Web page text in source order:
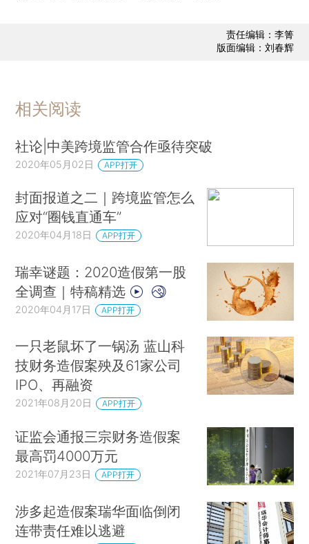
责任编辑：李箐
版面编辑：刘春辉
相关阅读
社论|中美跨境监管合作亟待突破
2020年05月02日 APP打开
封面报道之二｜跨境监管怎么
应对“圈钱直通车”
2020年04月18日 APP打开
瑞幸谜题：2020造假第一股
全调查｜特稿精选
2020年04月17日 APP打开
一只老鼠坏了一锅汤 蓝山科
技财务造假案殃及61家公司
IPO、再融资
2021年08月20日 APP打开
证监会通报三宗财务造假案
最高罚4000万元
2021年07月23日 APP打开
涉多起造假案瑞华面临倒闭
连带责任难以逃避